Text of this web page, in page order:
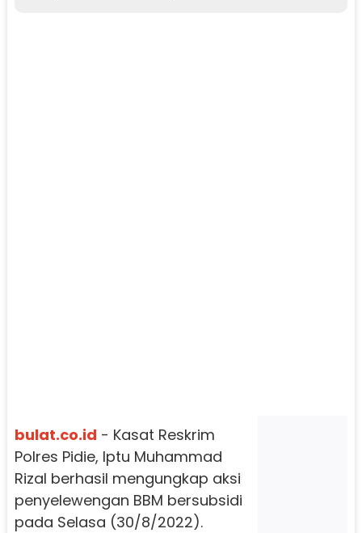
bulat.co.id - Kasat Reskrim
Polres Pidie, Iptu Muhammad
Rizal berhasil mengungkap aksi
penyelewengan BBM bersubsidi
pada Selasa (30/8/2022).